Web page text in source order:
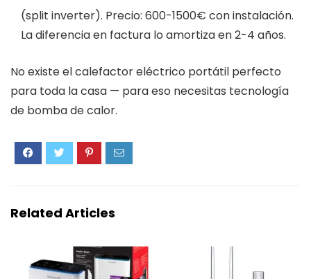
(split inverter). Precio: 600-1500€ con instalación.
La diferencia en factura lo amortiza en 2-4 años.
No existe el calefactor eléctrico portátil perfecto
para toda la casa — para eso necesitas tecnología
de bomba de calor.
Related Articles